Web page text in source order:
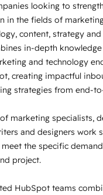
Architecture II:
Tools
CMS for Developers II
Content Hub Software
Email Marketing
Implementation for
Marketing Software
Reporting
Sales Hub Software
Solutions Partner
looking to
in the fields of
content, strategy
in-depth
and technology
creating impactful
strategies from end-
marketing specialists,
and designers work
the specific
project.
HubSpot teams